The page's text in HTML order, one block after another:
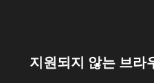
지원되지 않는 브라